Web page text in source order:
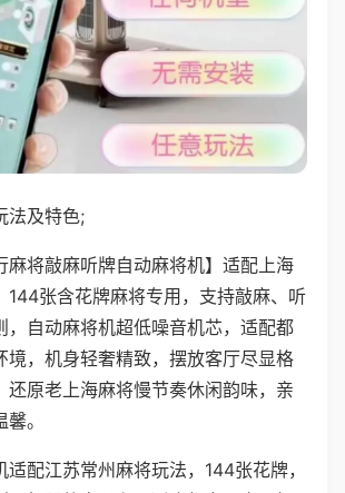
法及特色;
麻将敲麻听牌自动麻将机】适配上海
144张含花牌麻将专用，支持敲麻、听
，自动麻将机超低噪音机芯，适配都
境，机身轻奢精致，摆放客厅尽显格
还原老上海麻将慢节奏休闲韵味，亲
。
适配江苏常州麻将玩法，144张花牌，